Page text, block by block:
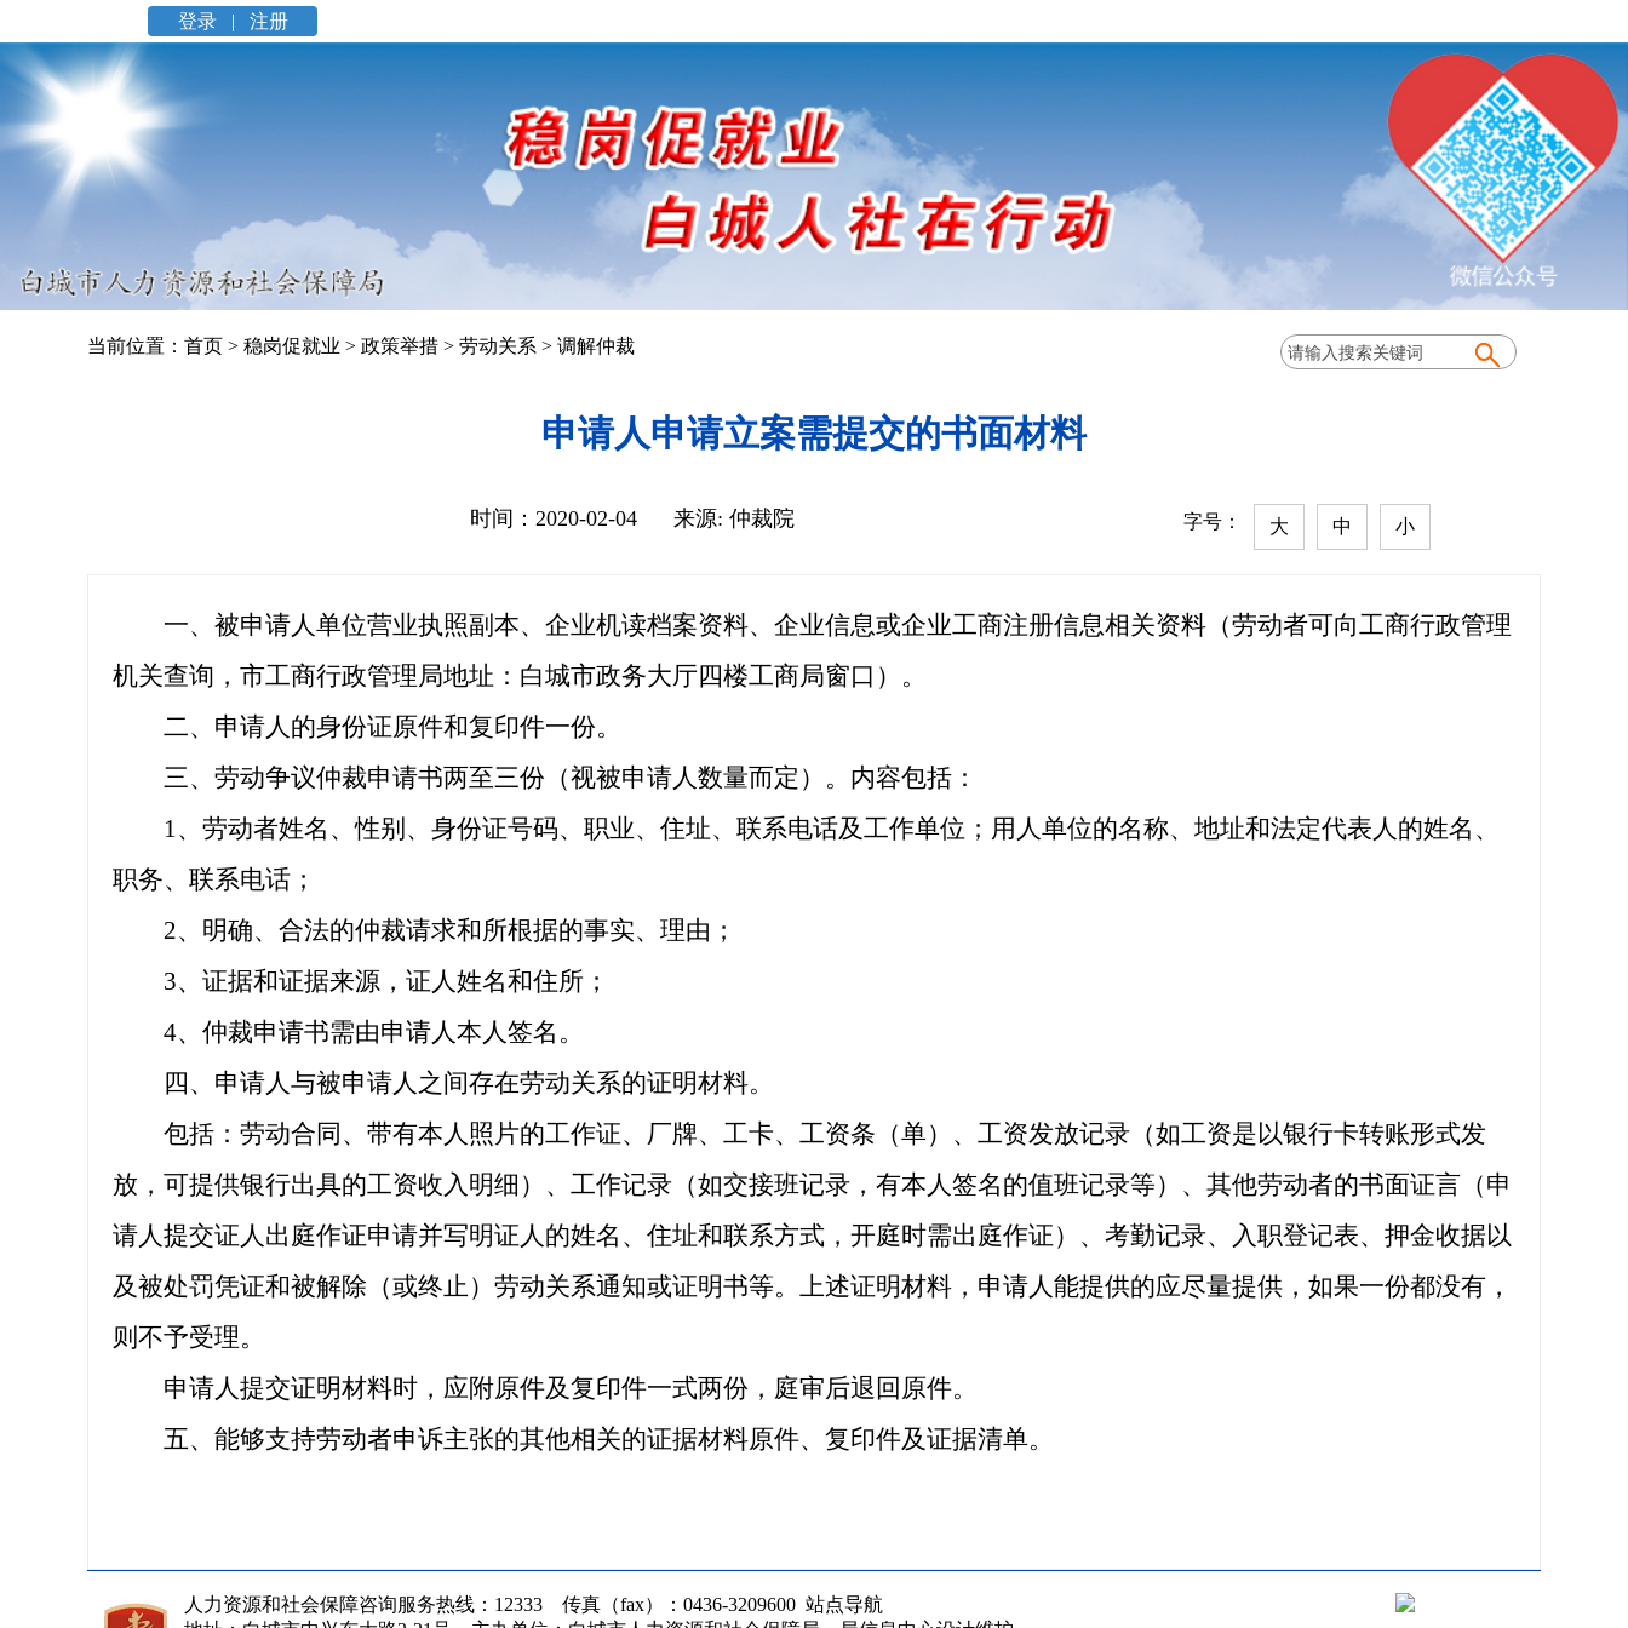
登录 | 注册
当前位置： 首页 > 稳岗促就业 > 政策举措 > 劳动关系 > 调解仲裁
申请人申请立案需提交的书面材料
时间：2020-02-04 来源: 仲裁院 字号： 大 中 小
一、被申请人单位营业执照副本、企业机读档案资料、企业信息或企业工商注册信息相关资料（劳动者可向工商行政管理
机关查询，市工商行政管理局地址：白城市政务大厅四楼工商局窗口）。
二、申请人的身份证原件和复印件一份。
三、劳动争议仲裁申请书两至三份（视被申请人数量而定）。内容包括：
1、劳动者姓名、性别、身份证号码、职业、住址、联系电话及工作单位；用人单位的名称、地址和法定代表人的姓名、
职务、联系电话；
2、明确、合法的仲裁请求和所根据的事实、理由；
3、证据和证据来源，证人姓名和住所；
4、仲裁申请书需由申请人本人签名。
四、申请人与被申请人之间存在劳动关系的证明材料。
包括：劳动合同、带有本人照片的工作证、厂牌、工卡、工资条（单）、工资发放记录（如工资是以银行卡转账形式发
放，可提供银行出具的工资收入明细）、工作记录（如交接班记录，有本人签名的值班记录等）、其他劳动者的书面证言（申
请人提交证人出庭作证申请并写明证人的姓名、住址和联系方式，开庭时需出庭作证）、考勤记录、入职登记表、押金收据以
及被处罚凭证和被解除（或终止）劳动关系通知或证明书等。上述证明材料，申请人能提供的应尽量提供，如果一份都没有，
则不予受理。
申请人提交证明材料时，应附原件及复印件一式两份，庭审后退回原件。
五、能够支持劳动者申诉主张的其他相关的证据材料原件、复印件及证据清单。
人力资源和社会保障咨询服务热线：12333 传真（fax）：0436-3209600 站点导航